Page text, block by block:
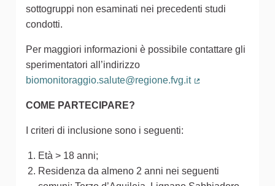
sottogruppi non esaminati nei precedenti studi
condotti.
Per maggiori informazioni è possibile contattare gli
sperimentatori all’indirizzo
biomonitoraggio.salute@regione.fvg.it
COME PARTECIPARE?
I criteri di inclusione sono i seguenti:
Età > 18 anni;
Residenza da almeno 2 anni nei seguenti